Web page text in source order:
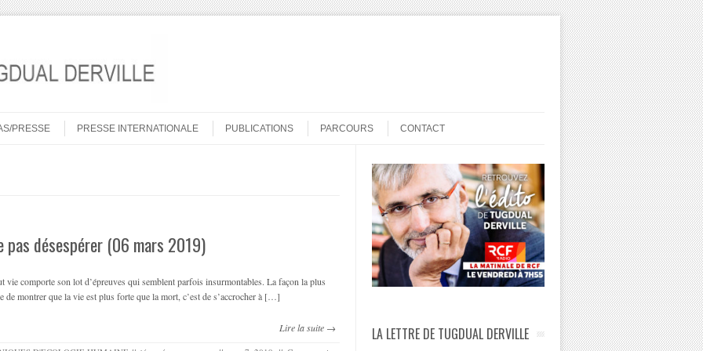
PRESSE PRESSE INTERNATIONALE PUBLICATIONS PARCOURS CONTACT
pas désespérer (06 mars 2019)
vie comporte son lot d’épreuves qui semblent parfois insurmontables. La façon la plus
de montrer que la vie est plus forte que la mort, c’est de s’accrocher à […]
Lire la suite → LA LETTRE DE TUGDUAL DERVILLE